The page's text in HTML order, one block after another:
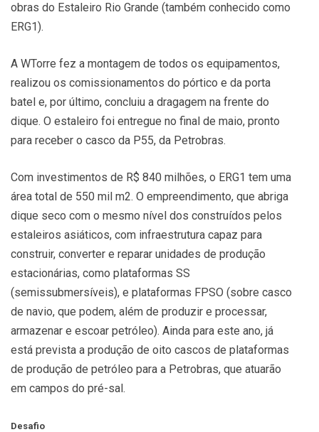
obras do Estaleiro Rio Grande (também conhecido como
ERG1).
A WTorre fez a montagem de todos os equipamentos,
realizou os comissionamentos do pórtico e da porta
batel e, por último, concluiu a dragagem na frente do
dique. O estaleiro foi entregue no final de maio, pronto
para receber o casco da P55, da Petrobras.
Com investimentos de R$ 840 milhões, o ERG1 tem uma
área total de 550 mil m2. O empreendimento, que abriga
dique seco com o mesmo nível dos construídos pelos
estaleiros asiáticos, com infraestrutura capaz para
construir, converter e reparar unidades de produção
estacionárias, como plataformas SS
(semissubmersíveis), e plataformas FPSO (sobre casco
de navio, que podem, além de produzir e processar,
armazenar e escoar petróleo). Ainda para este ano, já
está prevista a produção de oito cascos de plataformas
de produção de petróleo para a Petrobras, que atuarão
em campos do pré-sal.
Desafio